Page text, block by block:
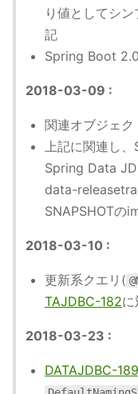
り値としてシ
記
Spring Boot
2018-03-09 :
関連オブジェ
上記に関連し
Spring Data
data-
SNAPSHOTの
2018-03-10 :
更新系クエリ(
TAJDBC-182に
2018-03-23 :
DATAJDBC-189